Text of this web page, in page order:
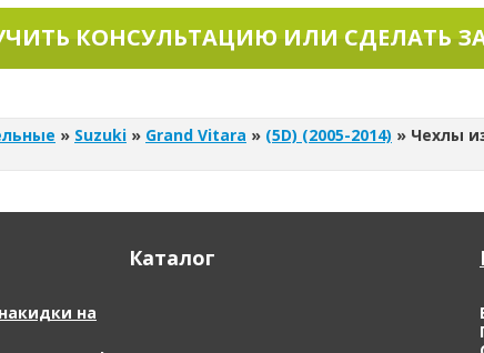
КОНСУЛЬТАЦИЮ ИЛИ СДЕЛАТЬ
» Suzuki » Grand Vitara » (5D) (2005-2014) » Чехлы
Каталог
на